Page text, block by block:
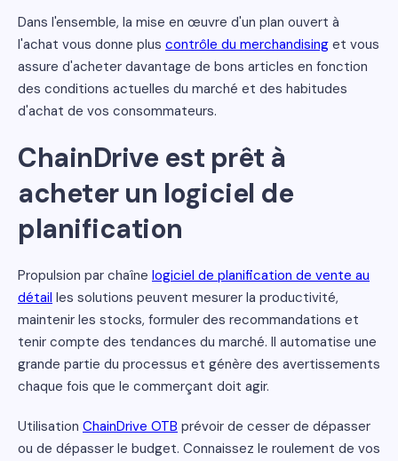
Dans l'ensemble, la mise en œuvre d'un plan ouvert à
l'achat vous donne plus contrôle du merchandising et vous
assure d'acheter davantage de bons articles en fonction
des conditions actuelles du marché et des habitudes
d'achat de vos consommateurs.
ChainDrive est prêt à
acheter un logiciel de
planification
Propulsion par chaîne logiciel de planification de vente au
détail les solutions peuvent mesurer la productivité,
maintenir les stocks, formuler des recommandations et
tenir compte des tendances du marché. Il automatise une
grande partie du processus et génère des avertissements
chaque fois que le commerçant doit agir.
Utilisation ChainDrive OTB prévoir de cesser de dépasser
ou de dépasser le budget. Connaissez le roulement de vos